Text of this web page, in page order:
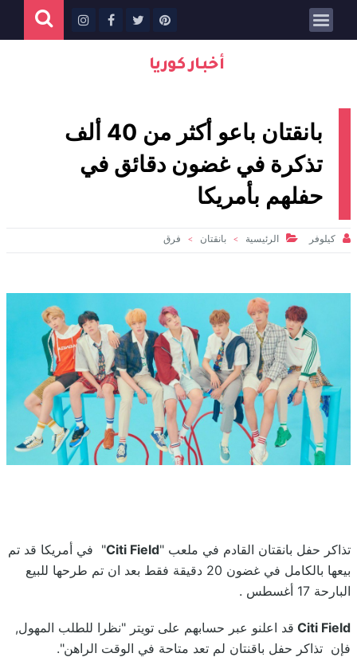
أخبار كوريا
بانقتان باعو أكثر من 40 ألف
تذكرة في غضون دقائق في
حفلهم بأمريكا
 كيلوفر  الرئيسية > بانقتان > فرق
تذاكر حفل بانقتان القادم في ملعب "Citi Field" في أمريكا قد تم
بيعها بالكامل في غضون 20 دقيقة فقط بعد ان تم طرحها للبيع
البارحة 17 أغسطس .
Citi Field قد اعلنو عبر حسابهم على تويتر "نظرا للطلب المهول,
فإن تذاكر حفل باقنتان لم تعد متاحة في الوقت الراهن".